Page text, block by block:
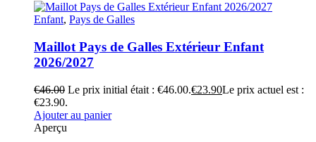
Enfant, Pays de Galles
Maillot Pays de Galles Extérieur Enfant
2026/2027
€46.00 Le prix initial était : €46.00.€23.90Le prix actuel est :
€23.90.
Ajouter au panier
Aperçu